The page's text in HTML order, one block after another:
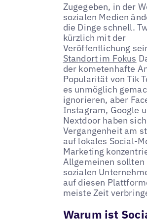
Zugegeben, in der
sozialen Medien
die Dinge schnell.
kürzlich mit der
Veröffentlichung
Standort im Fokus
der kometenhafte
Popularität von Tik
es unmöglich
ignorieren, aber
Instagram, Google
Nextdoor haben
Vergangenheit am
auf lokales Social-
Marketing
Allgemeinen sollten
sozialen
auf diesen
meiste Zeit
Warum ist